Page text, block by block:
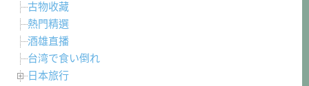
古物收藏
熱門精選
酒雄直播
台湾で食い倒れ
日本旅行